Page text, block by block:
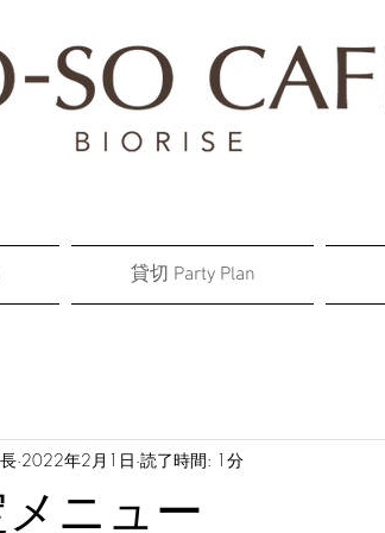
貸切 Party Plan
ニュー
2022年2月1日 読了時間: 1分